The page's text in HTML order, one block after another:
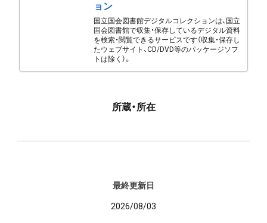
ョン
国立国会図書館デジタルコレクションは、国立
国会図書館で収集・保存しているデジタル資料
を検索・閲覧できるサービスです（収集・保存し
たウェブサイト、CD/DVD等のパッケージソフ
トは除く）。
所蔵・所在
最終更新日
2026/08/03